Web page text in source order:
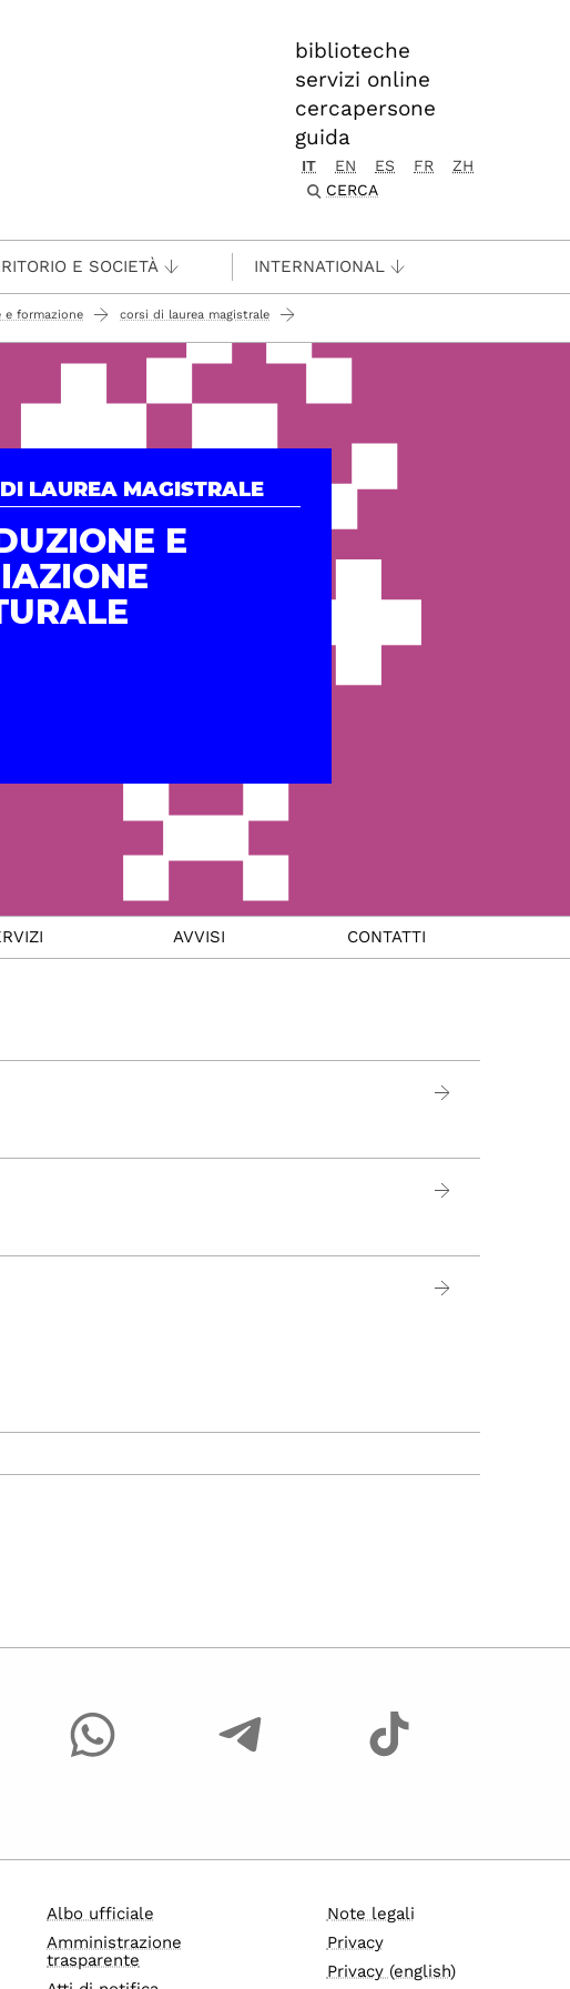
biblioteche
servizi online
cercapersone
guida
IT EN ES FR
ZH
CERCA
E SOCIETÀ INTERNATIONAL
e formazione corsi di laurea magistrale
LAUREA MAGISTRALE
E
AVVISI CONTATTI
Albo ufficiale
Amministrazione
trasparente
Note legali
Privacy
Privacy (english)